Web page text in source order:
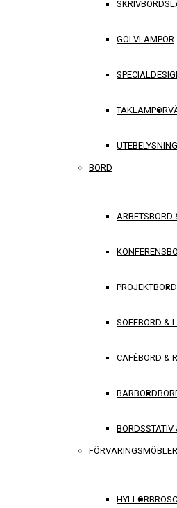
GOLVLAMPOR
TAKLAMPOR
UTEBELYSNING
BORD
ARBETSBORD
PROJEKTBORD
SOFFBORD &
CAFÉBORD &
BARBORD
BORDSSTATIV
FÖRVARINGSMÖBLER
HYLLOR